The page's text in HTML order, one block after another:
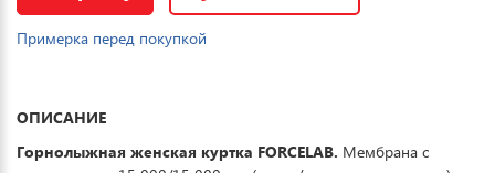
Примерка перед покупкой
ОПИСАНИЕ
Горнолыжная женская куртка FORCELAB. Мембрана с